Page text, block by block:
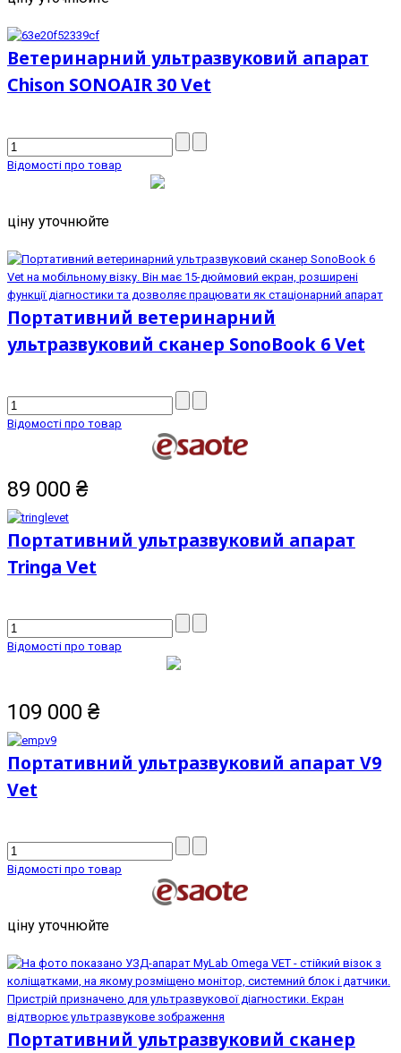
Ветеринарний ультразвуковий апарат
Chison SONOAIR 30 Vet
Відомості про товар
ціну уточнюйте
Портативний ветеринарний
ультразвуковий сканер SonoBook 6 Vet
Відомості про товар
89 000 ₴
Портативний ультразвуковий апарат
Tringa Vet
Відомості про товар
109 000 ₴
Портативний ультразвуковий апарат V9
Vet
Відомості про товар
ціну уточнюйте
Портативний ультразвуковий сканер